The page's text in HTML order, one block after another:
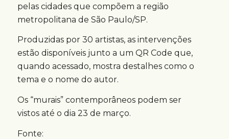
pelas cidades que compõem a região
metropolitana de São Paulo/SP.
Produzidas por 30 artistas, as intervenções
estão disponíveis junto a um QR Code que,
quando acessado, mostra destalhes como o
tema e o nome do autor.
Os “murais” contemporâneos podem ser
vistos até o dia 23 de março.
Fonte: